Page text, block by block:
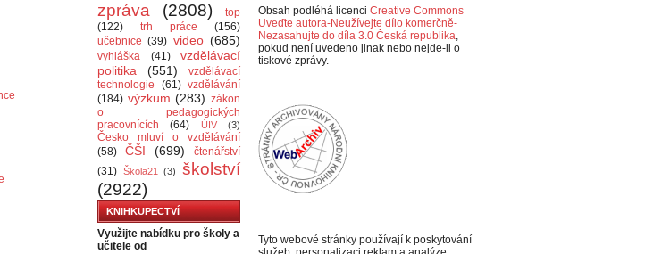
zpráva
(2808)
top
(122)
trh práce
(156)
učebnice (39) video (685)
vyhláška (41)
vzdělávací
politika
(551)
vzdělávací
technologie
(61) vzdělávání
(184) výzkum (283) zákon
o pedagogických
pracovnících
(64) ÚIV (3)
Česko mluví o vzdělávání
(58)
ČŠI (699)
čtenářství
(31) Škola21 (3)
školství
(2922)
KNIHKUPECTVÍ
Využijte nabídku pro školy a
učitele od
Obsah podléhá licenci Creative Commons
Uveďte autora-Neužívejte dílo komerčně-
Nezasahujte do díla 3.0 Česká republika,
pokud není uvedeno jinak nebo nejde-li o
tiskové zprávy.
Tyto webové stránky používají k poskytování